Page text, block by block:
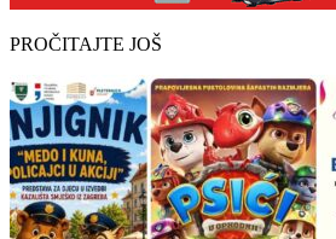
PROČITAJTE JOŠ